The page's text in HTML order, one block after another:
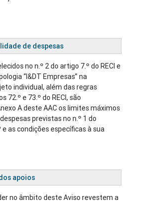
de despesas
no n.º 2 do artigo 7.º do RECI e
“I&DT Empresas” na
individual, além das regras
72.º e 73.º do RECI, são
A deste AAC os limites máximos
previstas no n.º 1 do
as condições específicas à sua
apoios
no âmbito deste Aviso revestem a